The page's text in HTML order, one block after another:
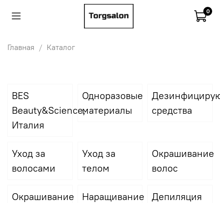
0
Главная Каталог
BES
Beauty&Science,
Италия
Одноразовые
материалы
средства
Уход за
волосами
Уход за
телом
Окрашивание
волос
Окрашивание
Наращивание
Депиляция